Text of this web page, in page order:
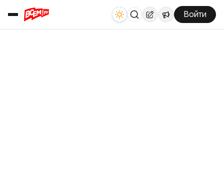
Войти